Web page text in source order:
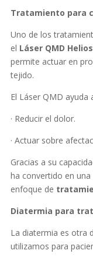
Tratamiento para
Uno de los
el Láser QMD Helios
permite actuar en
tejido.
El Láser QMD ayuda
· Reducir el dolor.
· Actuar sobre
Gracias a su
ha convertido en
enfoque de
Diatermia para
La diatermia es otra
utilizamos para